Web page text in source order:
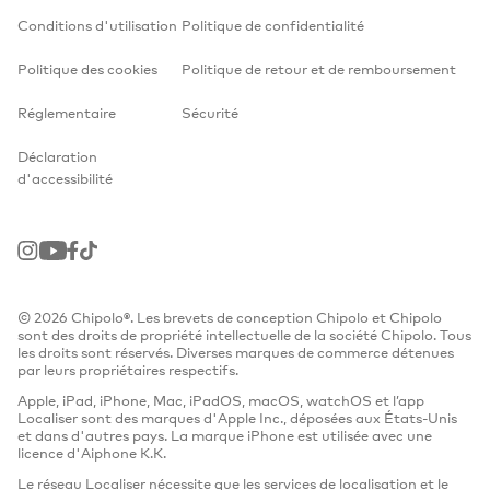
Retrouver sa télécommande d’une manière
Le plus fin des tracker Bluetooth pour portefeuille.
Politique de Retour & de Remboursement
Legal - Terms of use
Privacy policy
Legal - Get a free Chipolo rules
Obtiens Un Chipolo Gratos!
Conditions d'utilisation Politique de confidentialité
Politique des cookies Politique de retour et de remboursement
Réglementaire Sécurité
Déclaration
d'accessibilité
Instagram
YoutubeFacebook
TikTok
© 2026 Chipolo®. Les brevets de conception Chipolo et Chipolo
sont des droits de propriété intellectuelle de la société Chipolo. Tous
les droits sont réservés. Diverses marques de commerce détenues
par leurs propriétaires respectifs.
Apple, iPad, iPhone, Mac, iPadOS, macOS, watchOS et l’app
Localiser sont des marques d'Apple Inc., déposées aux États-Unis
et dans d'autres pays. La marque iPhone est utilisée avec une
licence d'Aiphone K.K.
Le réseau Localiser nécessite que les services de localisation et le